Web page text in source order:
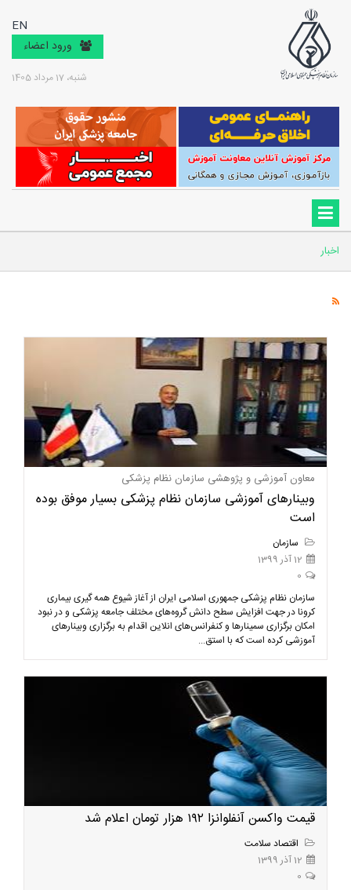
EN
ورود اعضاء
شنبه، 17 مرداد 1405
اخبار
معاون آموزشی و پژوهشی سازمان نظام پزشکی
وبینارهای آموزشی سازمان نظام پزشکی بسیار موفق بوده
است
سازمان
12 آذر 1399
0
سازمان نظام پزشکی جمهوری اسلامی ایران از آغاز شیوع همه گیری بیماری
کرونا در جهت افزایش سطح دانش گروه‌های مختلف جامعه پزشکی و در نبود
امکان برگزاری سمینارها و کنفرانس‌های انلاین اقدام به برگزاری وبینارهای
آموزشی کرده است که با استق...
قیمت واکسن آنفلوانزا ۱۹۲ هزار تومان اعلام شد
اقتصاد سلامت
12 آذر 1399
0